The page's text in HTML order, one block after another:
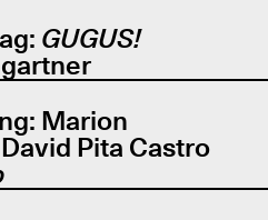
GUGUS!
Marion
Pita Castro